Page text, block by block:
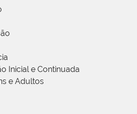
Inicial e Continuada
e Adultos